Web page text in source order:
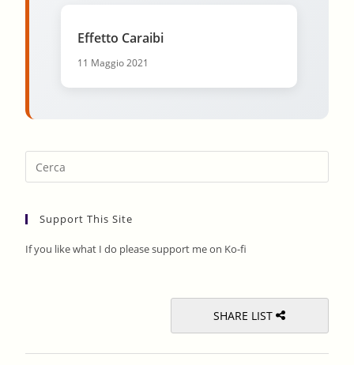
Effetto Caraibi
11 Maggio 2021
Support This Site
If you like what I do please support me on Ko-fi
SHARE LIST